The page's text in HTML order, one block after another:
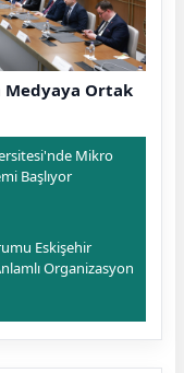
Medyaya Ortak
Mikro
Başlıyor
Eskişehir
Organizasyon